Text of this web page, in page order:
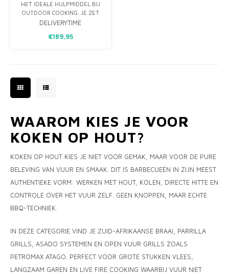
HET IDEALE HULPMIDDEL BIJ
OUTDOOR COOKING. JE ZET
DE VUURBRUG BOVEN EEN
HAKEN HANG JE EENVOUDIG
DELIVERYTIME
€189,95
WAAROM KIES JE VOOR
KOKEN OP HOUT?
KOKEN OP HOUT KIES JE NIET VOOR GEMAK, MAAR VOOR DE PURE
BELEVING VAN VUUR EN SMAAK. DIT IS BARBECUEËN IN ZIJN MEEST
AUTHENTIEKE VORM: WERKEN MET HOUT, KOLEN, DIRECTE HITTE EN
CONTROLE OVER HET VUUR ZELF. GEEN KNOPPEN, MAAR ECHTE
BBQ-TECHNIEK.
IN DEZE CATEGORIE VIND JE ZUID-AFRIKAANSE BRAAI, PARRILLA
GRILLS, ASADO SYSTEMEN EN OPEN VUUR GRILLS ZOALS
PETROMAX ATAGO. PERFECT VOOR GROTE STUKKEN VLEES,
LANGZAAM GAREN EN LIVE FIRE COOKING WAARBIJ VUUR NIET